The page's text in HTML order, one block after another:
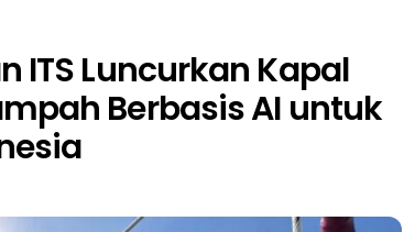
ITS Luncurkan Kapal
Berbasis AI untuk